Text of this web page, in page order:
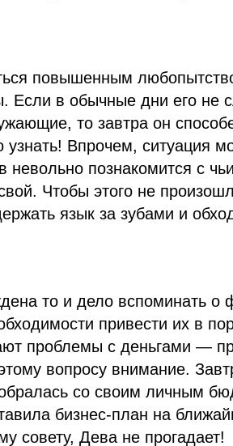
повышенным
Если в обычные дни его не
то завтра он
Впрочем, ситуация
невольно познакомится с
Чтобы этого не
язык за зубами и
то и дело вспоминать о
привести их в
проблемы с деньгами —
вопросу внимание.
со своим личным
бизнес-план на
совету, Дева не прогадает!